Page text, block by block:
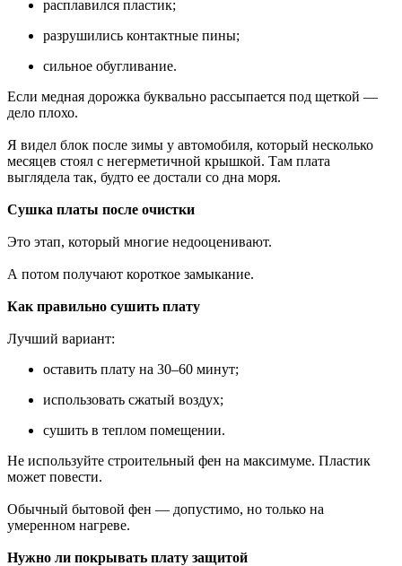
расплавился пластик;
разрушились контактные пины;
сильное обугливание.
Если медная дорожка буквально рассыпается под щеткой —
дело плохо.
Я видел блок после зимы у автомобиля, который несколько
месяцев стоял с негерметичной крышкой. Там плата
выглядела так, будто ее достали со дна моря.
Сушка платы после очистки
Это этап, который многие недооценивают.
А потом получают короткое замыкание.
Как правильно сушить плату
Лучший вариант:
оставить плату на 30–60 минут;
использовать сжатый воздух;
сушить в теплом помещении.
Не используйте строительный фен на максимуме. Пластик
может повести.
Обычный бытовой фен — допустимо, но только на
умеренном нагреве.
Нужно ли покрывать плату защитой